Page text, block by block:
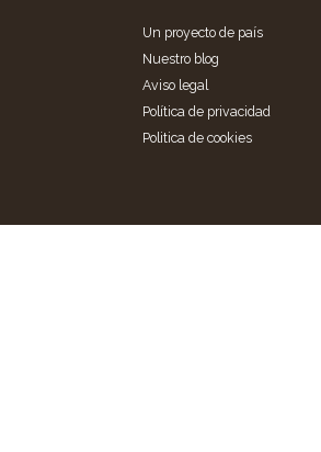
Un proyecto de país
Nuestro blog
Aviso legal
Política de privacidad
Politica de cookies